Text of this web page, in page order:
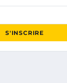
S'INSCRIRE